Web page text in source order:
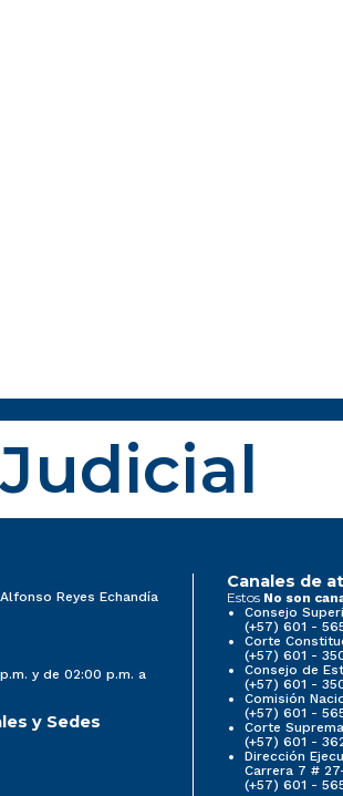
Reyes Echandía
y de 02:00 p.m. a
y Sedes
Canales de
Estos No son
Consejo
(+57) 601 -
Corte
(+57) 601 -
Consejo de
(+57) 601 -
Comisión
(+57) 601 -
Corte
(+57) 601 -
Dirección
Carrera 7 #
(+57) 601 -